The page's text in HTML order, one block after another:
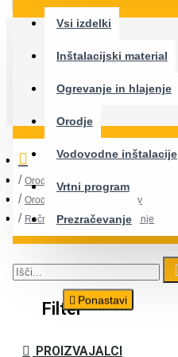
Vsi izdelki
Inštalacijski material
Ogrevanje in hlajenje
Orodje
Vodovodne inštalacije
Vrtni program
Prezračevanje
Orodje
Orodja za izdelavo navojev
Ročne naprave za vrezovanje
FilterPonastavi
PROIZVAJALCI